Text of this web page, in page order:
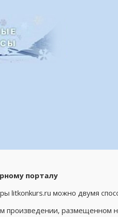
порталу
litkonkurs.ru можно двумя
произведении, размещенном